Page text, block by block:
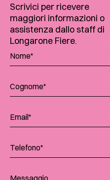
Scrivici per ricevere
maggiori informazioni o
assistenza dallo staff di
Longarone Fiere.